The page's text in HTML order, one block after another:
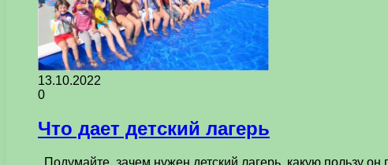
13.10.2022
0
Что дает детский лагерь
Подумайте, зачем нужен детский лагерь, какую пользу